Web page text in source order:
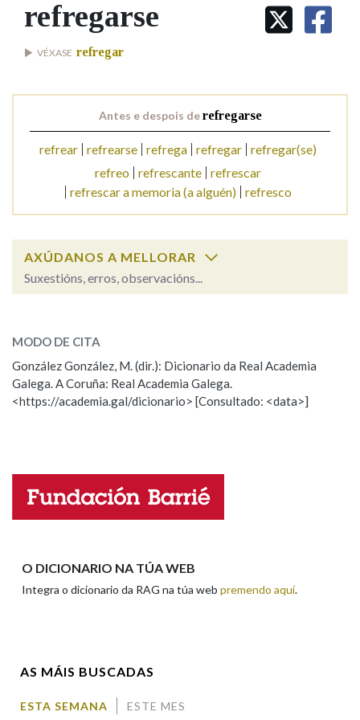
IDENTIDADE CORPORATIVA
MARCIAL DEL ADALID
FIGURAS HOMENAXEADAS
PRIMAVERA DAS LETRAS
PORTAL DAS PALABRAS
Facebook
TwitterYoutubeInstagram
Bluesky
BUSCAR NOS LEMAS
Comeza por
BUSCAR NO CONTIDO
Nas definicións
Nos exemplos
Na fraseoloxía
OUTRAS OPCIÓNS DE BUSCA
Marcas gramaticais
Pertence a
refregarse
VÉXASE refregar
Antes e despois derefregarse
refrear refrearse refrega refregar refregar(se)
refreo refrescante refrescar
refrescar a memoria (a alguén)
refresco
AXÚDANOS A MELLORAR
Suxestións, erros, observacións...
ESCOLLE UNHA OPCIÓN:
Observación Hai un erro na palabra
Propoño mellorar a definición
Nome
MODO DE CITA
González González, M. (dir.): Dicionario da Real Academia
Galega. A Coruña: Real Academia Galega.
<https://academia.gal/dicionario> [Consultado: <data>]
O DICIONARIO NA TÚA WEB
Integra o dicionario da RAG na túa web premendo aquí.
AS MÁIS BUSCADAS
ESTA SEMANA ESTE MES